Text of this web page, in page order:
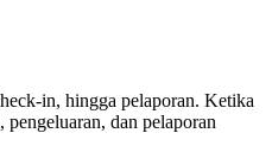
in, hingga pelaporan. Ketika
dan pelaporan